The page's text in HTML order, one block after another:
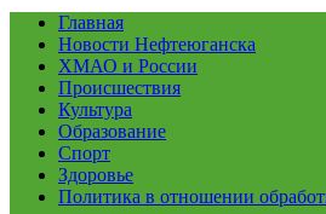
Главная
Новости Нефтеюганска
ХМАО и России
Происшествия
Культура
Образование
Спорт
Здоровье
Политика в отношении